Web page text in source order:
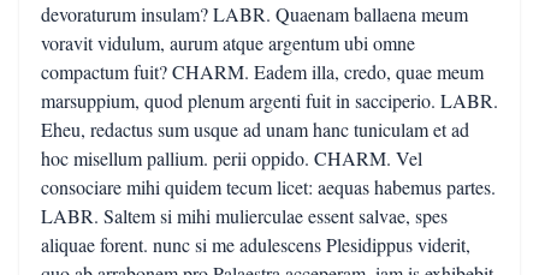
devoraturum insulam? LABR. Quaenam ballaena meum
voravit vidulum, aurum atque argentum ubi omne
compactum fuit? CHARM. Eadem illa, credo, quae meum
marsuppium, quod plenum argenti fuit in sacciperio. LABR.
Eheu, redactus sum usque ad unam hanc tuniculam et ad
hoc misellum pallium. perii oppido. CHARM. Vel
consociare mihi quidem tecum licet: aequas habemus partes.
LABR. Saltem si mihi mulierculae essent salvae, spes
aliquae forent. nunc si me adulescens Plesidippus viderit,